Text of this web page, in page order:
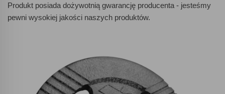
Produkt posiada dożywotnią gwarancję producenta - jesteśmy
pewni wysokiej jakości naszych produktów.